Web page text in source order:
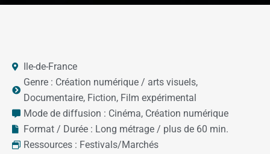
Ile-de-France
Genre : Création numérique / arts visuels,
Documentaire, Fiction, Film expérimental
Mode de diffusion : Cinéma, Création numérique
Format / Durée : Long métrage / plus de 60 min.
Ressources : Festivals/Marchés